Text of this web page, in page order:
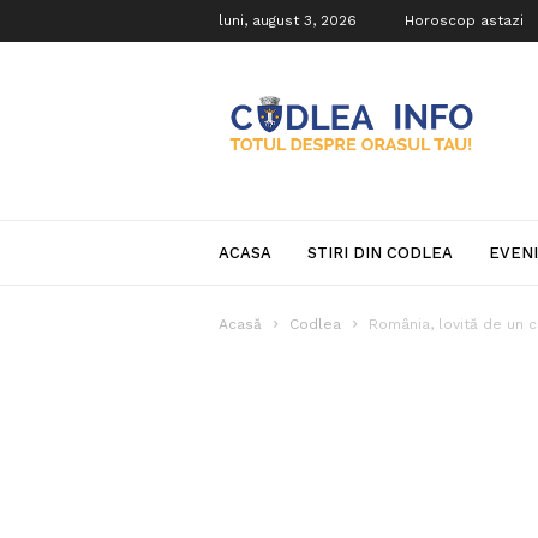
luni, august 3, 2026 Horoscop astazi
Info
ACASA STIRI DIN CODLEA
Acasă Codlea România, lovită de un